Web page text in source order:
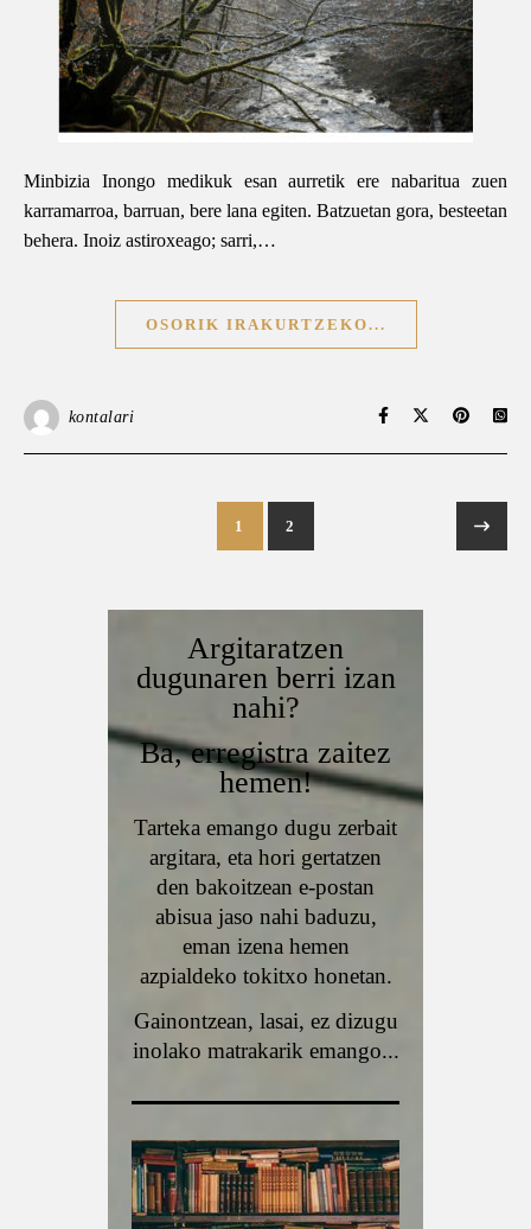
Minbizia Inongo medikuk esan aurretik ere nabaritua zuen
karramarroa, barruan, bere lana egiten. Batzuetan gora, besteetan
behera. Inoiz astiroxeago; sarri,…
OSORIK IRAKURTZEKO...
kontalari
1 2
Argitaratzen
dugunaren berri izan
nahi?
Ba, erregistra zaitez
hemen!
Tarteka emango dugu zerbait
argitara, eta hori gertatzen
den bakoitzean e-postan
abisua jaso nahi baduzu,
eman izena hemen
azpialdeko tokitxo honetan.
Gainontzean, lasai, ez dizugu
inolako matrakarik emango...